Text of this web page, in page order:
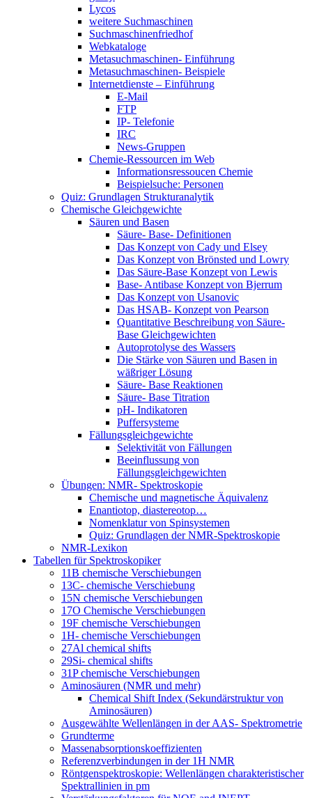
Lycos
weitere Suchmaschinen
Suchmaschinenfriedhof
Webkataloge
Metasuchmaschinen- Einführung
Metasuchmaschinen- Beispiele
Internetdienste – Einführung
E-Mail
FTP
IP- Telefonie
IRC
News-Gruppen
Chemie-Ressourcen im Web
Informationsressoucen Chemie
Beispielsuche: Personen
Quiz: Grundlagen Strukturanalytik
Chemische Gleichgewichte
Säuren und Basen
Säure- Base- Definitionen
Das Konzept von Cady und Elsey
Das Konzept von Brönsted und Lowry
Das Säure-Base Konzept von Lewis
Base- Antibase Konzept von Bjerrum
Das Konzept von Usanovic
Das HSAB- Konzept von Pearson
Quantitative Beschreibung von Säure-
Base Gleichgewichten
Autoprotolyse des Wassers
Die Stärke von Säuren und Basen in
wäßriger Lösung
Säure- Base Reaktionen
Säure- Base Titration
pH- Indikatoren
Puffersysteme
Fällungsgleichgewichte
Selektivität von Fällungen
Beeinflussung von
Fällungsgleichgewichten
Übungen: NMR- Spektroskopie
Chemische und magnetische Äquivalenz
Enantiotop, diastereotop…
Nomenklatur von Spinsystemen
Quiz: Grundlagen der NMR-Spektroskopie
NMR-Lexikon
Tabellen für Spektroskopiker
11B chemische Verschiebungen
13C- chemische Verschiebung
15N chemische Verschiebungen
17O Chemische Verschiebungen
19F chemische Verschiebungen
1H- chemische Verschiebungen
27Al chemical shifts
29Si- chemical shifts
31P chemische Verschiebungen
Aminosäuren (NMR und mehr)
Chemical Shift Index (Sekundärstruktur von
Aminosäuren)
Ausgewählte Wellenlängen in der AAS- Spektrometrie
Grundterme
Massenabsorptionskoeffizienten
Referenzverbindungen in der 1H NMR
Röntgenspektroskopie: Wellenlängen charakteristischer
Spektrallinien in pm